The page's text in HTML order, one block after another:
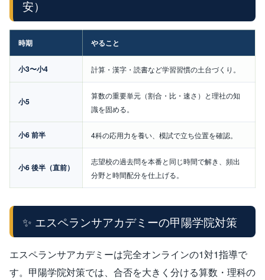
安）
時期 やること
小3〜小4 計算・漢字・読書など学習習慣の土台づくり。
小5
算数の重要単元（割合・比・速さ）と理社の知
識を固める。
小6 前半 4科の応用力を養い、模試で立ち位置を確認。
小6 後半（直前）
志望校の過去問を本番と同じ時間で解き、頻出
分野と時間配分を仕上げる。
✨ エスペランサアカデミーの甲陽学院対策
エスペランサアカデミーは完全オンラインの1対1指導で
す。甲陽学院対策では、合否を大きく分ける算数・理科の